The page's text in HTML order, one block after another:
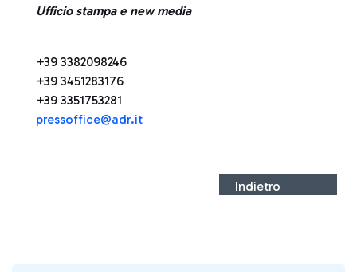
Ufficio stampa e new media
+39 3382098246
+39 3451283176
+39 3351753281
pressoffice@adr.it
Indietro